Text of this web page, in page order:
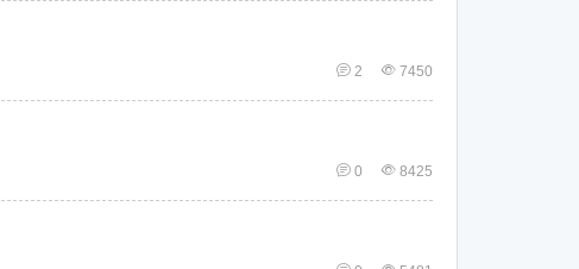
2 7450
0 8425